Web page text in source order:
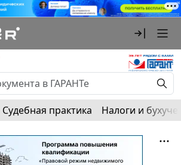
Судебная практика Налоги и